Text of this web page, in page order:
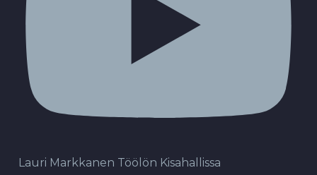
Lauri Markkanen Töölön Kisahallissa